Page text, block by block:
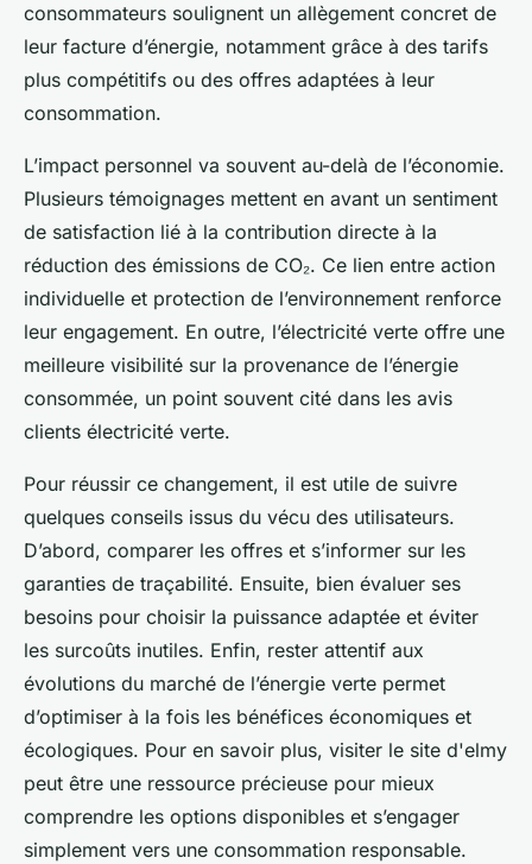
consommateurs soulignent un allègement concret de
leur facture d’énergie, notamment grâce à des tarifs
plus compétitifs ou des offres adaptées à leur
consommation.
L’impact personnel va souvent au-delà de l’économie.
Plusieurs témoignages mettent en avant un sentiment
de satisfaction lié à la contribution directe à la
réduction des émissions de CO₂. Ce lien entre action
individuelle et protection de l’environnement renforce
leur engagement. En outre, l’électricité verte offre une
meilleure visibilité sur la provenance de l’énergie
consommée, un point souvent cité dans les avis
clients électricité verte.
Pour réussir ce changement, il est utile de suivre
quelques conseils issus du vécu des utilisateurs.
D’abord, comparer les offres et s’informer sur les
garanties de traçabilité. Ensuite, bien évaluer ses
besoins pour choisir la puissance adaptée et éviter
les surcoûts inutiles. Enfin, rester attentif aux
évolutions du marché de l’énergie verte permet
d’optimiser à la fois les bénéfices économiques et
écologiques. Pour en savoir plus, visiter le site d'elmy
peut être une ressource précieuse pour mieux
comprendre les options disponibles et s’engager
simplement vers une consommation responsable.